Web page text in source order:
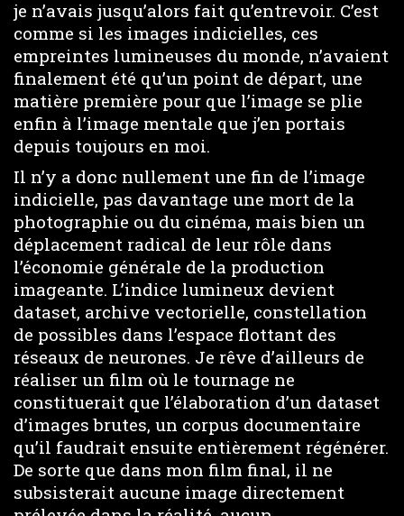
je n’avais jusqu’alors fait qu’entrevoir. C’est
comme si les images indicielles, ces
empreintes lumineuses du monde, n’avaient
finalement été qu’un point de départ, une
matière première pour que l’image se plie
enfin à l’image mentale que j’en portais
depuis toujours en moi.
Il n’y a donc nullement une fin de l’image
indicielle, pas davantage une mort de la
photographie ou du cinéma, mais bien un
déplacement radical de leur rôle dans
l’économie générale de la production
imageante. L’indice lumineux devient
dataset, archive vectorielle, constellation
de possibles dans l’espace flottant des
réseaux de neurones. Je rêve d’ailleurs de
réaliser un film où le tournage ne
constituerait que l’élaboration d’un dataset
d’images brutes, un corpus documentaire
qu’il faudrait ensuite entièrement régénérer.
De sorte que dans mon film final, il ne
subsisterait aucune image directement